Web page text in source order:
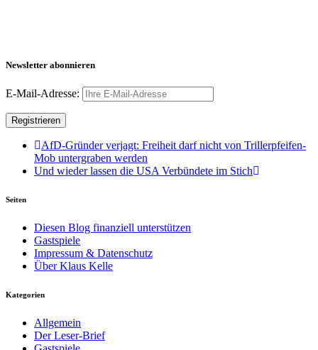
Newsletter abonnieren
E-Mail-Adresse:
AfD-Gründer verjagt: Freiheit darf nicht von Trillerpfeifen-
Mob untergraben werden
Und wieder lassen die USA Verbündete im Stich
Seiten
Diesen Blog finanziell unterstützen
Gastspiele
Impressum & Datenschutz
Über Klaus Kelle
Kategorien
Allgemein
Der Leser-Brief